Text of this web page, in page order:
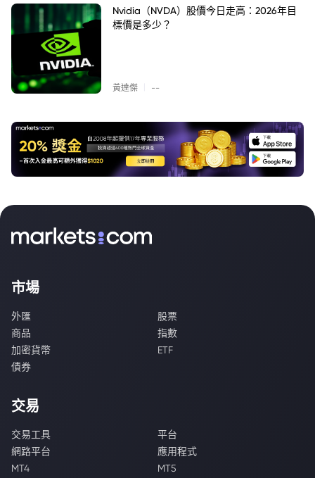
Nvidia（NVDA）股價今日走高：2026年目
標價是多少？
黃達傑 --
市場
外匯
股票
商品
指數
加密貨幣
ETF
債券
交易
交易工具
平台
網路平台
應用程式
MT4
MT5